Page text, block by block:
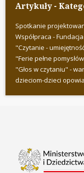
Artykuły -
Spotkanie
Współpraca - Fundacja
"Czytanie -
"Ferie pełne
"Głos w czytaniu" -
dzieciom-dzieci